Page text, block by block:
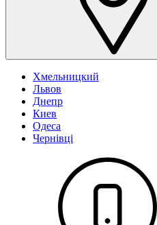
Хмельницкий
Львов
Днепр
Киев
Одеса
Чернівці